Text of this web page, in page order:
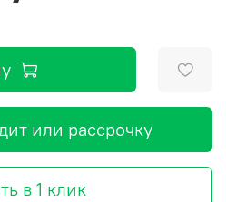
или рассрочку
в 1 клик